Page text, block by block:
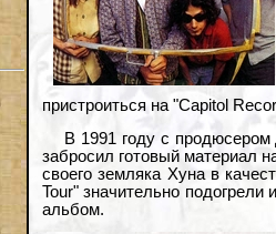
пристроиться на "Capitol
В 1991 году с
забросил готовый материал
своего земляка Хуна в
Tour" значительно
альбом.